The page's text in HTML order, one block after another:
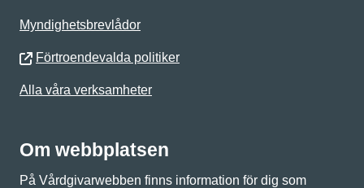
Myndighetsbrevlådor
Förtroendevalda politiker
Alla våra verksamheter
Om webbplatsen
På Vårdgivarwebben finns information för dig som